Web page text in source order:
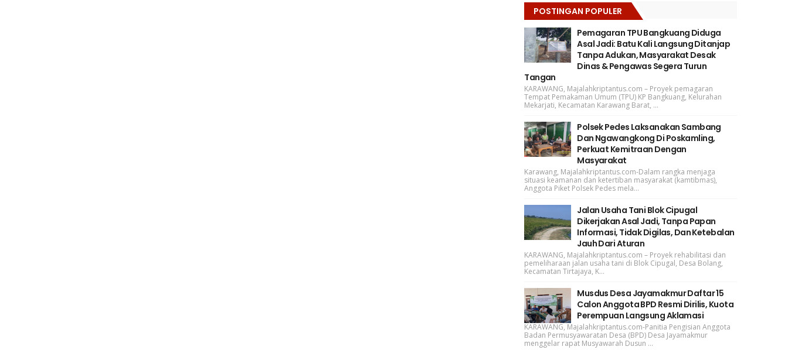
POSTINGAN POPULER
Pemagaran TPU Bangkuang Diduga
Asal Jadi: Batu Kali Langsung Ditanjap
Tanpa Adukan, Masyarakat Desak
Dinas & Pengawas Segera Turun
Tangan
KARAWANG, Majalahkriptantus.com – Proyek pemagaran
Tempat Pemakaman Umum (TPU) KP Bangkuang, Kelurahan
Mekarjati, Kecamatan Karawang Barat, ...
Polsek Pedes Laksanakan Sambang
Dan Ngawangkong Di Poskamling,
Perkuat Kemitraan Dengan
Masyarakat
Karawang, Majalahkriptantus.com-Dalam rangka menjaga
situasi keamanan dan ketertiban masyarakat (kamtibmas),
Anggota Piket Polsek Pedes mela...
Jalan Usaha Tani Blok Cipugal
Dikerjakan Asal Jadi, Tanpa Papan
Informasi, Tidak Digilas, Dan Ketebalan
Jauh Dari Aturan
KARAWANG, Majalahkriptantus.com – Proyek rehabilitasi dan
pemeliharaan jalan usaha tani di Blok Cipugal, Desa Bolang,
Kecamatan Tirtajaya, K...
Musdus Desa Jayamakmur Daftar 15
Calon Anggota BPD Resmi Dirilis, Kuota
Perempuan Langsung Aklamasi
KARAWANG, Majalahkriptantus.com-Panitia Pengisian Anggota
Badan Permusyawaratan Desa (BPD) Desa Jayamakmur
menggelar rapat Musyawarah Dusun ...